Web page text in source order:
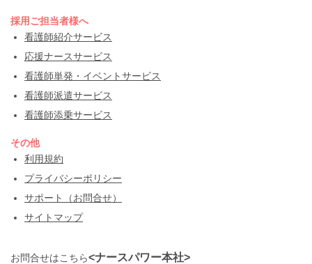
採用ご担当者様へ
看護師紹介サービス
応援ナースサービス
看護師単発・イベントサービス
看護師派遣サービス
看護師添乗サービス
その他
利用規約
プライバシーポリシー
サポート（お問合せ）
サイトマップ
お問合せはこちら<ナースパワー本社>